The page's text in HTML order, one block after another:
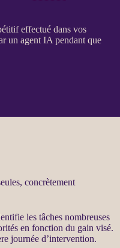
effectué dans vos
un agent IA pendant que
concrètement
les tâches nombreuses
en fonction du gain visé.
journée d’intervention.